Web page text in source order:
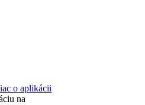
o aplikácii
na